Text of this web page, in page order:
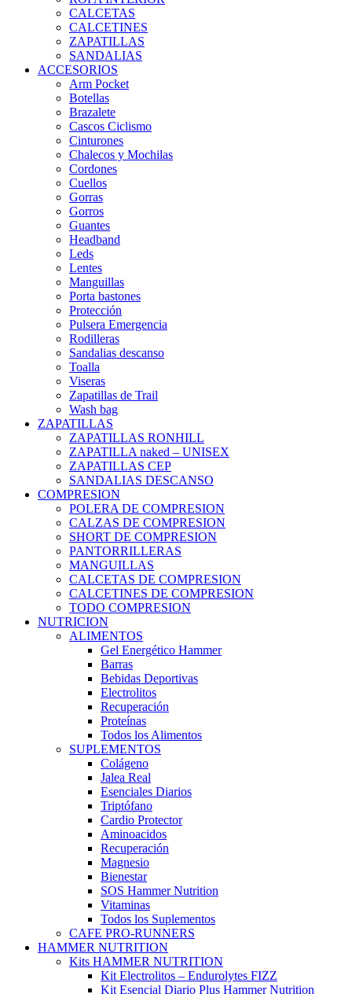
CALCETAS
CALCETINES
ZAPATILLAS
SANDALIAS
ACCESORIOS
Arm Pocket
Botellas
Brazalete
Cascos Ciclismo
Cinturones
Chalecos y Mochilas
Cordones
Cuellos
Gorras
Gorros
Guantes
Headband
Leds
Lentes
Manguillas
Porta bastones
Protección
Pulsera Emergencia
Rodilleras
Sandalias descanso
Toalla
Viseras
Zapatillas de Trail
Wash bag
ZAPATILLAS
ZAPATILLAS RONHILL
ZAPATILLA naked – UNISEX
ZAPATILLAS CEP
SANDALIAS DESCANSO
COMPRESION
POLERA DE COMPRESION
CALZAS DE COMPRESION
SHORT DE COMPRESION
PANTORRILLERAS
MANGUILLAS
CALCETAS DE COMPRESION
CALCETINES DE COMPRESION
TODO COMPRESION
NUTRICION
ALIMENTOS
Gel Energético Hammer
Barras
Bebidas Deportivas
Electrolitos
Recuperación
Proteínas
Todos los Alimentos
SUPLEMENTOS
Colágeno
Jalea Real
Esenciales Diarios
Triptófano
Cardio Protector
Aminoacidos
Recuperación
Magnesio
Bienestar
SOS Hammer Nutrition
Vitaminas
Todos los Suplementos
CAFE PRO-RUNNERS
HAMMER NUTRITION
Kits HAMMER NUTRITION
Kit Electrolitos – Endurolytes FIZZ
Kit Esencial Diario Plus Hammer Nutrition